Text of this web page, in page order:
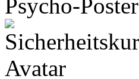
Psycho-Poster